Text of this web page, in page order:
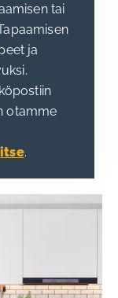
tai
ja
otamme
.